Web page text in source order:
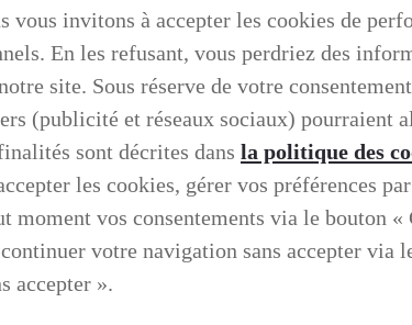
vous invitons à accepter les cookies de
En les refusant, vous perdriez des
site. Sous réserve de votre
(publicité et réseaux sociaux) pourraient
sont décrites dans la politique des
les cookies, gérer vos préférences
moment vos consentements via le bouton «
votre navigation sans accepter via
accepter ».